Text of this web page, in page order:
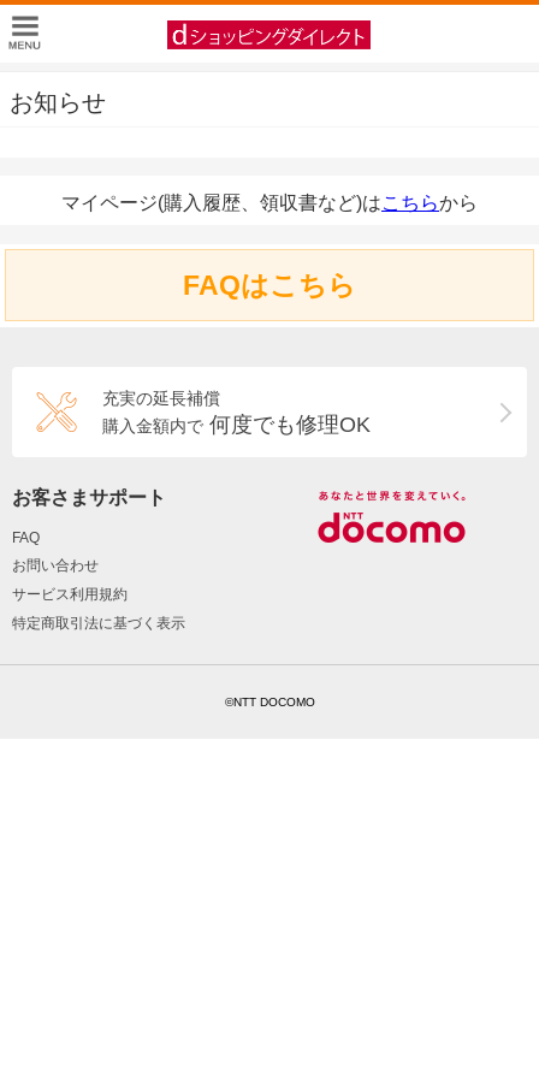
お知らせ
マイページ(購入履歴、領収書など)はこちらから
FAQはこちら
充実の延長補償
購入金額内で 何度でも修理OK
お客さまサポート
FAQ
お問い合わせ
サービス利用規約
特定商取引法に基づく表示
©NTT DOCOMO